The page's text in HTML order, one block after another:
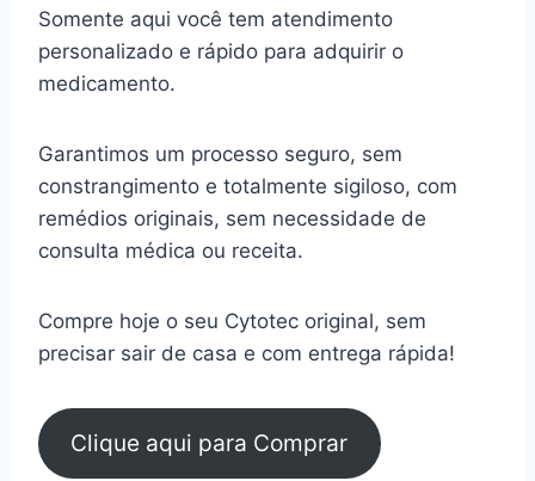
Somente aqui você tem atendimento
personalizado e rápido para adquirir o
medicamento.
Garantimos um processo seguro, sem
constrangimento e totalmente sigiloso, com
remédios originais, sem necessidade de
consulta médica ou receita.
Compre hoje o seu Cytotec original, sem
precisar sair de casa e com entrega rápida!
Clique aqui para Comprar